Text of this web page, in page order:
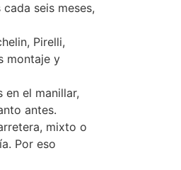
seis meses,
Pirelli,
montaje y
en el manillar,
antes.
mixto o
Por eso